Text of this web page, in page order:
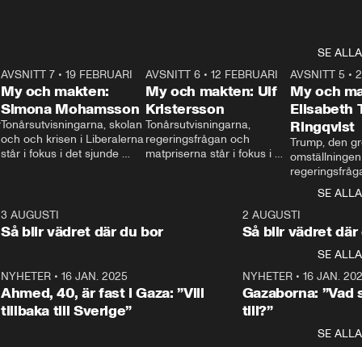
SE ALLA
24:30
AVSNITT 7• 19 FEBRUARI
My och makten:
Simona Mohamsson
Tonårsutvisningarna, skolan
och och krisen i Liberalerna
står i fokus i det sjunde
kommentator My
Rohwedder ställer
utbildnings- och
Mohamsson till svars.
27:30
AVSNITT 6 •12 FEBRUARI
My och makten: Ulf
Kristersson
Tonårsutvisningarna,
regeringsfrågan och
matpriserna står i fokus i
Rohwedder ställer
statsminister Ulf Kristersson
AVSNITT 5 •
My och
Elisabeth
Ringqvist
Trump, den
centrum i
avsnittet av
Makten”. Se
Aftonbladets
Rohwedder
Thand Ring
SE ALLA
3 AUGUSTI
Så blir vädret där du bor
2 AUGUSTI
Så blir vädret där
SE ALLA
NYHETER• 16 JAN. 2025
Ahmed, 40, är fast i Gaza: ”Vill
tillbaka till Sverige”
NYHETER• 16 JAN.
Gazaborna:
till?”
SE ALLA